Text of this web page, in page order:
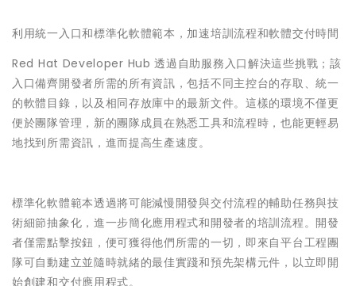
利用統一入口和標準化軟體範本，加速培訓流程和軟體交付時間
Red Hat Developer Hub 透過自助服務入口解決這些挑戰；該
入口備齊開發者所需的所有資訊，包括不同主控台的存取、統一
的軟體目錄，以及相同存放庫中的最新文件。這樣的環境不僅更
便於團隊管理，新的團隊成員在熟悉工具和流程時，也能更輕易
地找到所需資訊，進而提高生產速度。
標準化軟體範本透過將可能減慢開發與交付流程的輔助任務與技
術細節抽象化，進一步簡化應用程式和開發者的培訓流程。開發
者僅需點擊按鈕，便可獲得他們所需的一切，即來自平台工程團
隊可自動建立並隨時就緒的最佳實踐和預先架構元件，以立即開
始創建和交付應用程式。